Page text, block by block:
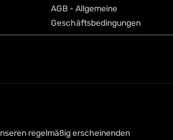
AGB - Allgemeine
Geschäftsbedingungen
regelmäßig erscheinenden